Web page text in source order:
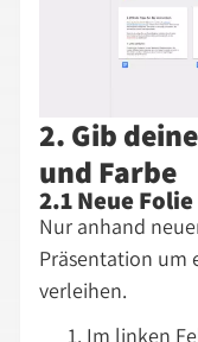
2. Gib
und Farbe
2.1 Neue Folie
Nur anhand
Präsentation um
verleihen.
Im linken